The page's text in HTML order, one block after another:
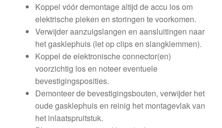
Koppel vóór demontage altijd de accu los om
elektrische pieken en storingen te voorkomen.
Verwijder aanzuigslangen en aansluitingen naar
het gasklephuis (let op clips en slangklemmen).
Koppel de elektronische connector(en)
voorzichtig los en noteer eventuele
bevestigingsposities.
Demonteer de bevestigingsbouten, verwijder het
oude gasklephuis en reinig het montagevlak van
het inlaatspruitstuk.